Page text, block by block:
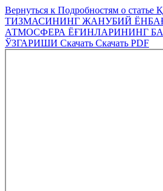
Вернуться к Подробностям о статье
ТИЗМАСИНИНГ ЖАНУБИЙ
АТМОСФЕРА ЁҒИНЛАРИНИНГ
ЎЗГАРИШИ Скачать Скачать PDF